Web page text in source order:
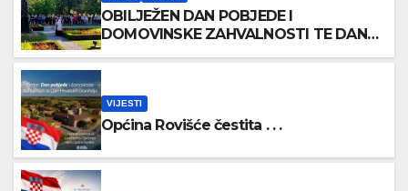
OBILJEŽEN DAN POBJEDE I
DOMOVINSKE ZAHVALNOSTI TE DAN
VIJESTI
Općina Rovišće čestita . . .